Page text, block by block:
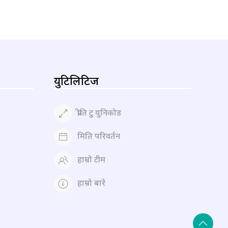
युटिलिटिज
प्रीति टु युनिकोड
मिति परिवर्तन
हाम्रो टीम
हाम्रो बारे